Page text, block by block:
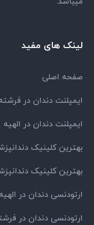
لینک های مفید
صفحه اصلی
ایمپلنت دندان در
ایمپلنت دندان در الهیه
بهترین کلینیک
بهترین کلینیک
ارتودنسی دندان در الهیه
ارتودنسی دندان در